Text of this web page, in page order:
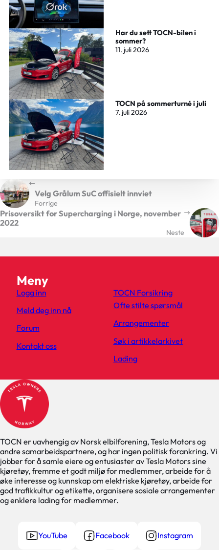
Har du sett TOCN-bilen i
sommer?
11. juli 2026
TOCN på sommerturné i juli
7. juli 2026
Forrige
Velg Grålum SuC offisielt innviet
Neste
Prisoversikt for Supercharging i Norge, november
2022
TOCN er uavhengig av Norsk elbilforening, Tesla Motors og
andre samarbeidspartnere, og har ingen politisk forankring. Vi
jobber for å samle eiere og entusiaster av Tesla Motors sine
kjøretøy, fremme et godt miljø for medlemmer, arbeide for å
øke interesse og kunnskap om elektriske kjøretøy, arbeide for
god trafikkultur og etikette, organisere sosiale arrangementer
og enklere lading for medlemmer.
YouTube Facebook Instagram
Meny
Logg inn
Meld deg inn nå
Forum
Kontakt oss
TOCN Forsikring
Ofte stilte spørsmål
Arrangementer
Søk i artikkelarkivet
Lading